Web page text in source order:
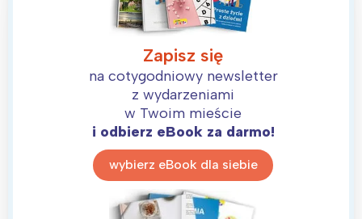
Zapisz się
na cotygodniowy newsletter
z wydarzeniami
w Twoim mieście
i odbierz eBook za darmo!
wybierz eBook dla siebie